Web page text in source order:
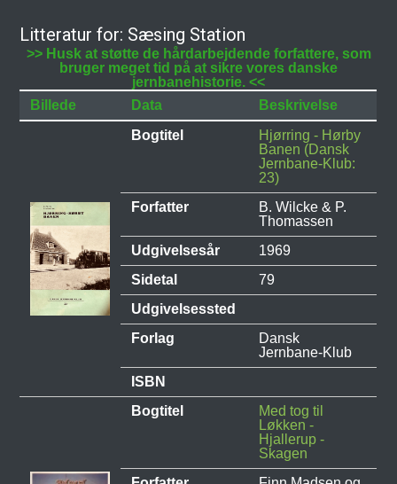
Litteratur for: Sæsing Station
>> Husk at støtte de hårdarbejdende forfattere, som
bruger meget tid på at sikre vores danske
jernbanehistorie. <<
Billede
Data
Beskrivelse
Bogtitel
Hjørring - Hørby
Banen (Dansk
Jernbane-Klub:
23)
Forfatter
B. Wilcke & P.
Thomassen
Udgivelsesår
1969
Sidetal
79
Udgivelsessted
Forlag
Dansk
Jernbane-Klub
ISBN
Bogtitel
Med tog til
Løkken -
Hjallerup -
Skagen